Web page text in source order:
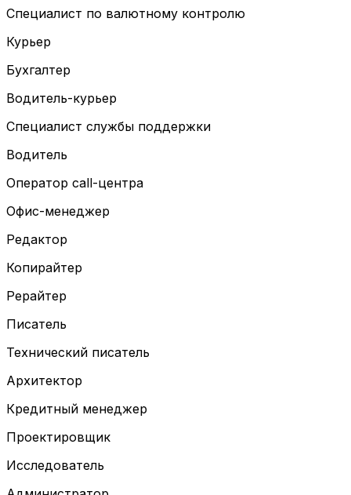
Специалист по валютному контролю
Курьер
Бухгалтер
Водитель-курьер
Специалист службы поддержки
Водитель
Оператор call-центра
Офис-менеджер
Редактор
Копирайтер
Рерайтер
Писатель
Технический писатель
Архитектор
Кредитный менеджер
Проектировщик
Исследователь